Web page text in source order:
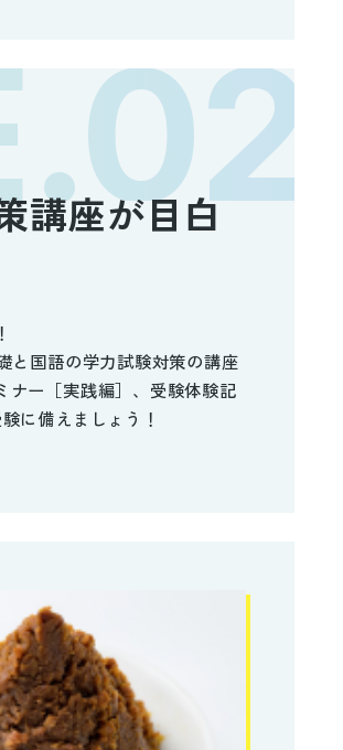
講座が目白
と国語の学力試験対策の講座
ナー［実践編］、受験体験記
に備えましょう！